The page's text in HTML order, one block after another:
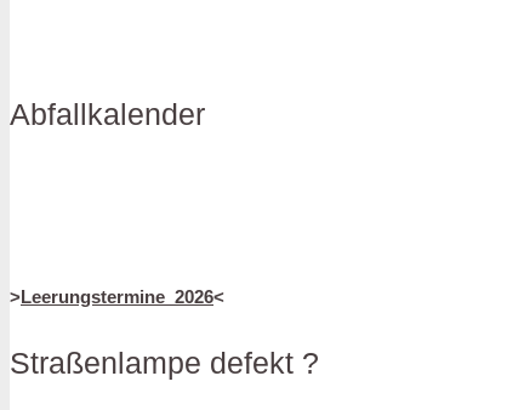
Abfallkalender
>Leerungstermine_2026<
Straßenlampe defekt ?